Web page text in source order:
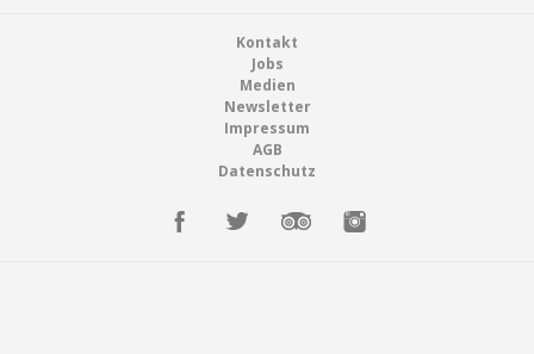
Kontakt
Jobs
Medien
Newsletter
Impressum
AGB
Datenschutz